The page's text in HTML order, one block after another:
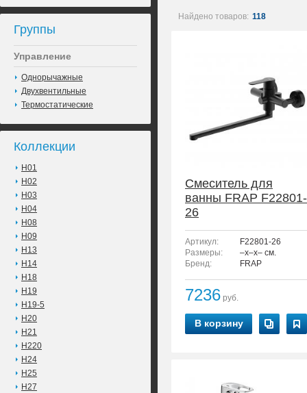
Группы
Управление
Однорычажные
Двухвентильные
Термостатические
Коллекции
H01
H02
H03
H04
H08
H09
H13
H14
H18
H19
H19-5
H20
H21
H220
H24
H25
H27
Найдено товаров: 118
Смеситель для
ванны FRAP F22801-
26
Артикул:
F22801-26
Размеры:
–x–x– см.
Бренд:
FRAP
7236 руб.
В корзину